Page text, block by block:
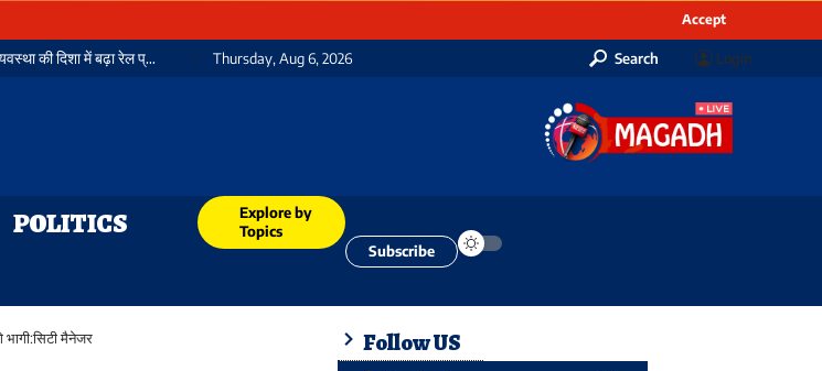
Accept
मगध लाइव की मुहिम का असर: गया जंक्शन पर बनेगा शीतयुक्त शवगृह, सम्मानजनक व्यवस्था की दिशा में बढ़ा रेल प्रशासन Thursday, Aug 6, 2026 Search Login
POLITICS
Explore by
Topics
Subscribe
मैनेजर Follow US